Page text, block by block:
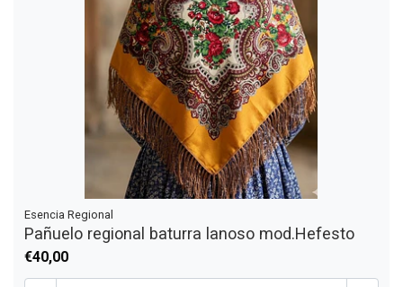
Esencia Regional
Pañuelo regional baturra lanoso mod.Hefesto
€40,00